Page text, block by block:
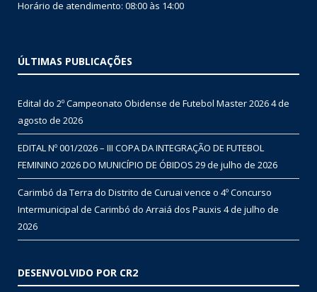
Horário de atendimento: 08:00 às 14:00
ÚLTIMAS PUBLICAÇÕES
Edital do 2º Campeonato Obidense de Futebol Master 20264 de
agosto de 2026
EDITAL Nº 001/2026 – III COPA DA INTEGRAÇÃO DE FUTEBOL
FEMININO 2026 DO MUNICÍPIO DE ÓBIDOS 29 de julho de 2026
Carimbó da Terra do Distrito de Curuai vence o 4º Concurso
Intermunicipal de Carimbó do Arraiá dos Pauxis 4 de julho de
2026
DESENVOLVIDO POR CR2